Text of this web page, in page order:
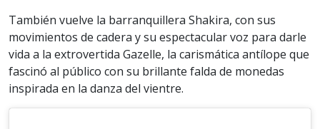
También vuelve la barranquillera Shakira, con sus
movimientos de cadera y su espectacular voz para darle
vida a la extrovertida Gazelle, la carismática antílope que
fascinó al público con su brillante falda de monedas
inspirada en la danza del vientre.